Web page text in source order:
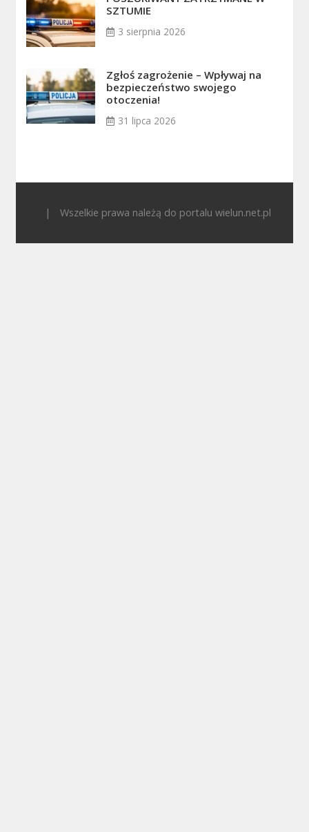
SZTUMIE
3 sierpnia 2026
Zgłoś zagrożenie – Wpływaj na
bezpieczeństwo swojego
otoczenia!
31 lipca 2026
| Wszelkie prawa należą do portalu wielun.net.pl